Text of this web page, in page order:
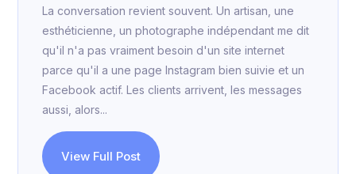
La conversation revient souvent. Un artisan, une
esthéticienne, un photographe indépendant me dit
qu'il n'a pas vraiment besoin d'un site internet
parce qu'il a une page Instagram bien suivie et un
Facebook actif. Les clients arrivent, les messages
aussi, alors...
View Full Post